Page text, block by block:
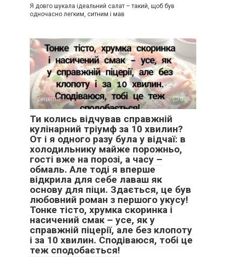
Я довго шукала ідеальний салат – такий, щоб був
одночасно легким, ситним і мав
рецепти 0
Ти колись відчував справжній
кулінарний тріумф за 10 хвилин?
От і я одного разу була у відчаї: в
холодильнику майже порожньо,
гості вже на порозі, а часу –
обмаль. Але тоді я вперше
відкрила для себе лаваш як
основу для піци. Здається, це був
любовний роман з першого укусу!
Тонке тісто, хрумка скоринка і
насичений смак – усе, як у
справжній піцерії, але без клопоту
і за 10 хвилин. Сподіваюся, тобі це
теж сподобається!